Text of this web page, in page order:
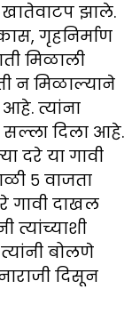
खातेवाटप झाले.
गृहनिर्माण
मिळाली
न मिळाल्याने
त्यांना
सल्ला दिला आहे.
दरे या गावी
५ वाजता
गावी दाखल
त्यांच्याशी
बोलणे
दिसून